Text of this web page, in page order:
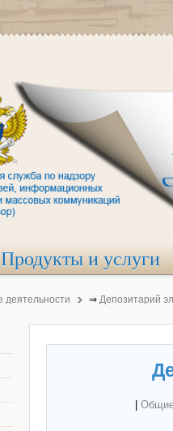
Продукты и услуги
деятельности ⇒ Депозитарий